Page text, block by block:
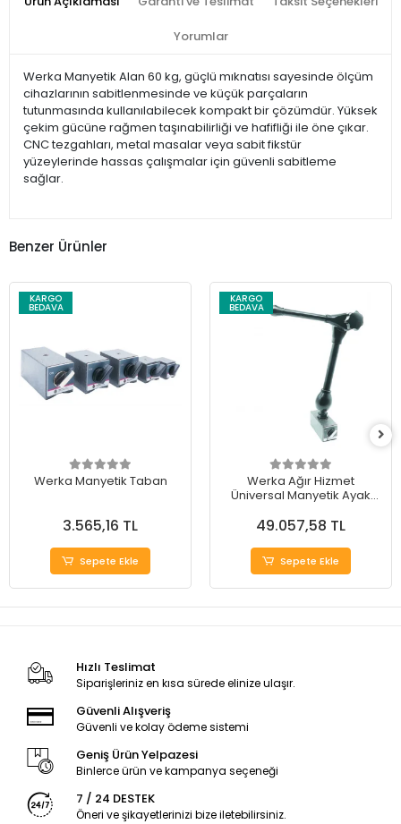
Yorumlar
Werka Manyetik Alan 60 kg, güçlü mıknatısı sayesinde ölçüm
cihazlarının sabitlenmesinde ve küçük parçaların
tutunmasında kullanılabilecek kompakt bir çözümdür. Yüksek
çekim gücüne rağmen taşınabilirliği ve hafifliği ile öne çıkar.
CNC tezgahları, metal masalar veya sabit fikstür
yüzeylerinde hassas çalışmalar için güvenli sabitleme
sağlar.
Benzer Ürünler
KARGO
BEDAVA
Werka Manyetik Taban
3.565,16 TL
Sepete Ekle
KARGO
BEDAVA
Werka Ağır Hizmet
Üniversal Manyetik Ayak
49.057,58 TL
Sepete Ekle
Hızlı Teslimat
Siparişleriniz en kısa sürede elinize ulaşır.
Güvenli Alışveriş
Güvenli ve kolay ödeme sistemi
Geniş Ürün Yelpazesi
Binlerce ürün ve kampanya seçeneği
7 / 24 DESTEK
Öneri ve şikayetlerinizi bize iletebilirsiniz.